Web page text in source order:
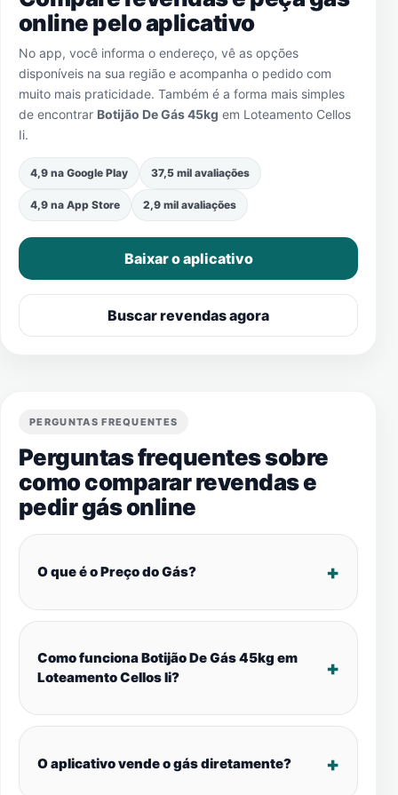
online pelo aplicativo
No app, você informa o endereço, vê as opções
disponíveis na sua região e acompanha o pedido com
muito mais praticidade. Também é a forma mais simples
de encontrar Botijão De Gás 45kg em Loteamento Cellos
Ii.
4,9 na Google Play 37,5 mil avaliações
4,9 na App Store 2,9 mil avaliações
Baixar o aplicativo
Buscar revendas agora
PERGUNTAS FREQUENTES
Perguntas frequentes sobre
como comparar revendas e
pedir gás online
O que é o Preço do Gás?
Como funciona Botijão De Gás 45kg em
Loteamento Cellos Ii?
O aplicativo vende o gás diretamente?